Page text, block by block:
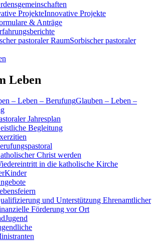
Innovative Projekte
& Anträge
Sorbischer pastoraler
Leben
Glauben – Leben –
Jahresplan
Begleitung
Christ werden
in die katholische Kirche
Kinder
und Unterstützung Ehrenamtlicher
Förderung vor Ort
Jugend